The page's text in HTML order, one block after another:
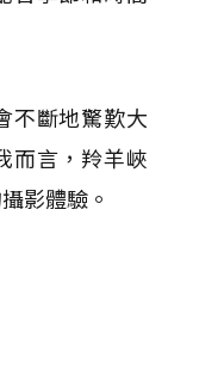
不斷地驚歎大
而言，羚羊峽
影體驗。